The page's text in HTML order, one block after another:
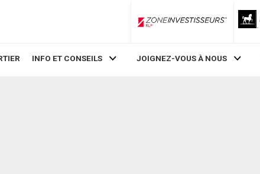
ZoneInvestisseurs RLP
INFO ET CONSEILS JOIGNEZ-VOUS À NOUS